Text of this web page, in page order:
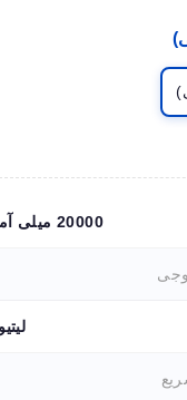
20000 میلی آمپر ساعت